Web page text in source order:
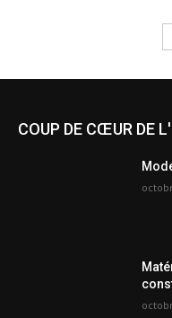
COUP DE CŒUR DE